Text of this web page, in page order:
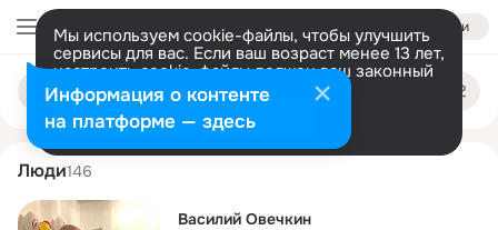
Войти
Мы используем cookie-файлы, чтобы улучшить
сервисы для вас. Если ваш возраст менее 13 лет,
настроить cookie-файлы должен ваш законный
представитель. Больше информации
Разрешить все Настроить
Поиск
людям
vasiliy ovechkin
Люди146
Василий Овечкин
Информация о контенте
на платформе — здесь